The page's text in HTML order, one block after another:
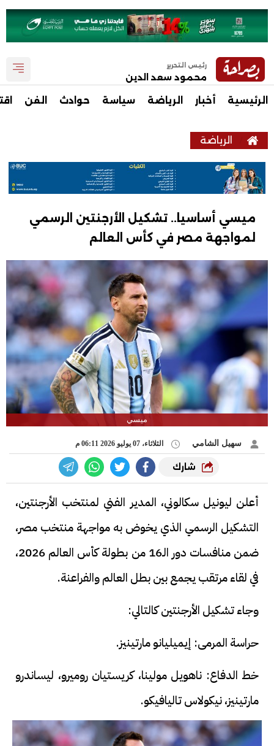
رئيس التحرير
محمود سعد الدين
الرئيسية أخبار الرياضة سياسة حوادث الفن
الرياضة
ميسي أساسيا.. تشكيل الأرجنتين الرسمي
لمواجهة مصر في كأس العالم
ميسي
سهيل الشامي الثلاثاء، 07 يوليو 2026 06:11 م
شارك
أعلن ليونيل سكالوني، المدير الفني لمنتخب الأرجنتين،
التشكيل الرسمي الذي يخوض به مواجهة منتخب مصر،
ضمن منافسات دور الـ16 من بطولة كأس العالم 2026،
في لقاء مرتقب يجمع بين بطل العالم والفراعنة.
وجاء تشكيل الأرجنتين كالتالي:
حراسة المرمى: إيميليانو مارتينيز.
خط الدفاع: ناهويل مولينا، كريستيان روميرو، ليساندرو
مارتينيز، نيكولاس تاليافيكو.